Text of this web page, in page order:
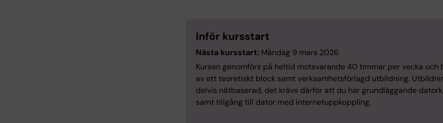
Inför kursstart
Nästa kursstart: Måndag 9 mars 2026
Kursen genomförs på heltid motsvarande 40 timmar per vecka och
av ett teoretiskt block samt verksamhetsförlagd utbildning.
delvis nätbaserad, det krävs därför att du har grundläggande
samt tillgång till dator med internetuppkoppling.